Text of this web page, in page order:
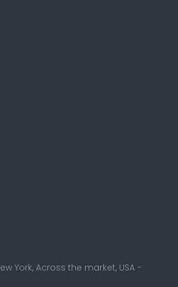
York, Across the market, USA -